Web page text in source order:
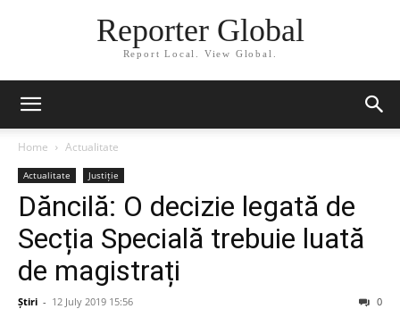
Reporter Global
Report Local. View Global.
Home Actualitate
Actualitate Justiție
Dăncilă: O decizie legată de
Secția Specială trebuie luată
de magistrați
Știri - 12 July 2019 15:56 0